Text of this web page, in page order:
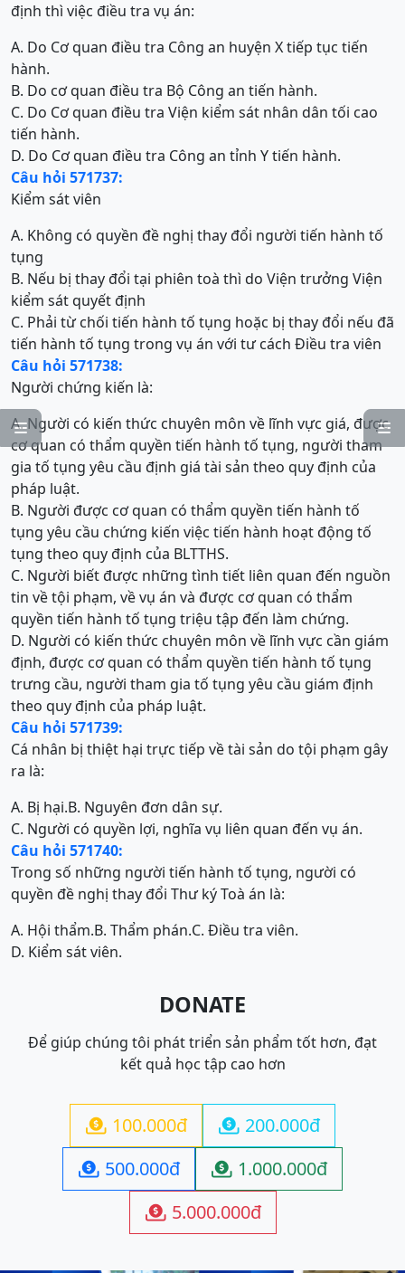


định thì việc điều tra vụ án:
A. Do Cơ quan điều tra Công an huyện X tiếp tục tiến
hành.
B. Do cơ quan điều tra Bộ Công an tiến hành.
C. Do Cơ quan điều tra Viện kiểm sát nhân dân tối cao
tiến hành.
D. Do Cơ quan điều tra Công an tỉnh Y tiến hành.
Câu hỏi 571737:
Kiểm sát viên
A. Không có quyền đề nghị thay đổi người tiến hành tố
tụng
B. Nếu bị thay đổi tại phiên toà thì do Viện trưởng Viện
kiểm sát quyết định
C. Phải từ chối tiến hành tố tụng hoặc bị thay đổi nếu đã
tiến hành tố tụng trong vụ án với tư cách Điều tra viên
Câu hỏi 571738:
Người chứng kiến là:
A. Người có kiến thức chuyên môn về lĩnh vực giá, được
cơ quan có thẩm quyền tiến hành tố tụng, người tham
gia tố tụng yêu cầu định giá tài sản theo quy định của
pháp luật.
B. Người được cơ quan có thẩm quyền tiến hành tố
tụng yêu cầu chứng kiến việc tiến hành hoạt động tố
tụng theo quy định của BLTTHS.
C. Người biết được những tình tiết liên quan đến nguồn
tin về tội phạm, về vụ án và được cơ quan có thẩm
quyền tiến hành tố tụng triệu tập đến làm chứng.
D. Người có kiến thức chuyên môn về lĩnh vực cần giám
định, được cơ quan có thẩm quyền tiến hành tố tụng
trưng cầu, người tham gia tố tụng yêu cầu giám định
theo quy định của pháp luật.
Câu hỏi 571739:
Cá nhân bị thiệt hại trực tiếp về tài sản do tội phạm gây
ra là:
A. Bị hại.B. Nguyên đơn dân sự.
C. Người có quyền lợi, nghĩa vụ liên quan đến vụ án.
Câu hỏi 571740:
Trong số những người tiến hành tố tụng, người có
quyền đề nghị thay đổi Thư ký Toà án là:
A. Hội thẩm.B. Thẩm phán.C. Điều tra viên.
D. Kiểm sát viên.
DONATE
Để giúp chúng tôi phát triển sản phẩm tốt hơn, đạt
kết quả học tập cao hơn
 100.000đ  200.000đ
 500.000đ  1.000.000đ
 5.000.000đ